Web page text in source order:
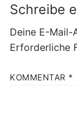
Schreibe
Deine E-
Erforderliche
KOMMENTAR *